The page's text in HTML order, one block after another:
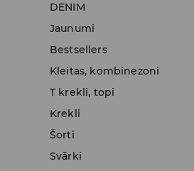
DENIM
Jaunumi
Bestsellers
Kleitas, kombinezoni
T krekli, topi
Krekli
Šorti
Svārki